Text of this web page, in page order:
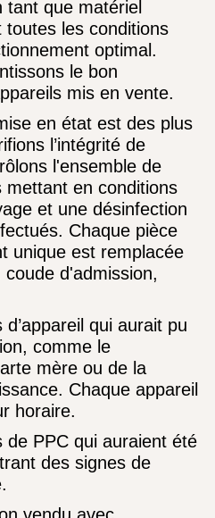
tant que matériel
les conditions
optimal.
le bon
mis en vente.
en état est des plus
l’intégrité de
l'ensemble de
mettant en conditions
et une désinfection
Chaque pièce
unique est remplacée
d'admission,
d’appareil qui aurait pu
comme le
mère ou de la
Chaque appareil
horaire.
de PPC qui auraient été
des signes de